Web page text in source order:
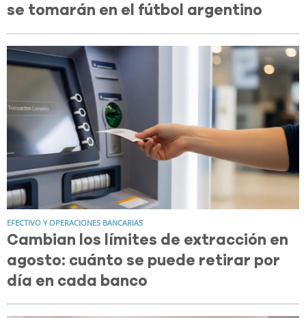
se tomarán en el fútbol argentino
EFECTIVO Y OPERACIONES BANCARIAS
Cambian los límites de extracción en
agosto: cuánto se puede retirar por
día en cada banco